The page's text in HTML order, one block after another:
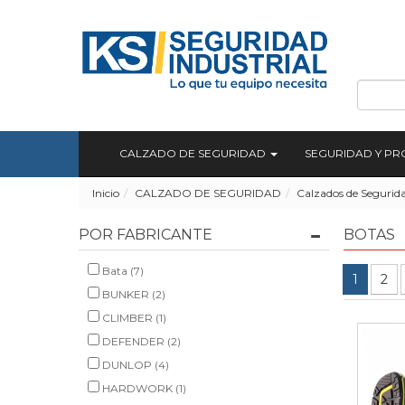
CALZADO DE SEGURIDAD SEGURIDAD Y
Inicio CALZADO DE SEGURIDAD Calzados de
POR FABRICANTE
Bata (7)
BUNKER (2)
CLIMBER (1)
DEFENDER (2)
DUNLOP (4)
HARDWORK (1)
BOTAS
1 2